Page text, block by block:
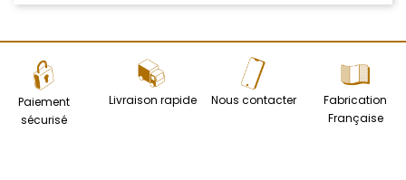
Paiement
sécurisé
Livraison rapide Nous contacter
Fabrication
Française